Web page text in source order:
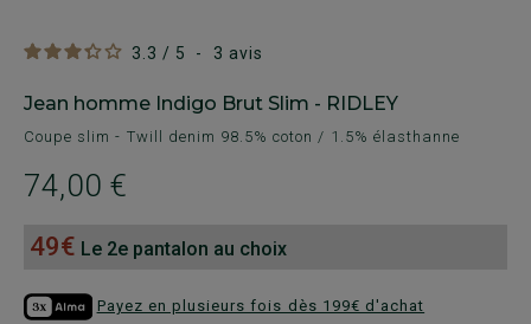
3.3 / 5 - 3 avis
Jean homme Indigo Brut Slim - RIDLEY
Coupe slim - Twill denim 98.5% coton / 1.5% élasthanne
74,00 €
49€ Le 2e pantalon au choix
Payez en plusieurs fois dès 199€ d'achat